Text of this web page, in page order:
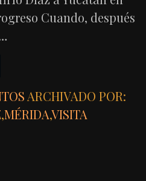
Cuando, después
ARCHIVADO POR:
,MÉRIDA,VISITA